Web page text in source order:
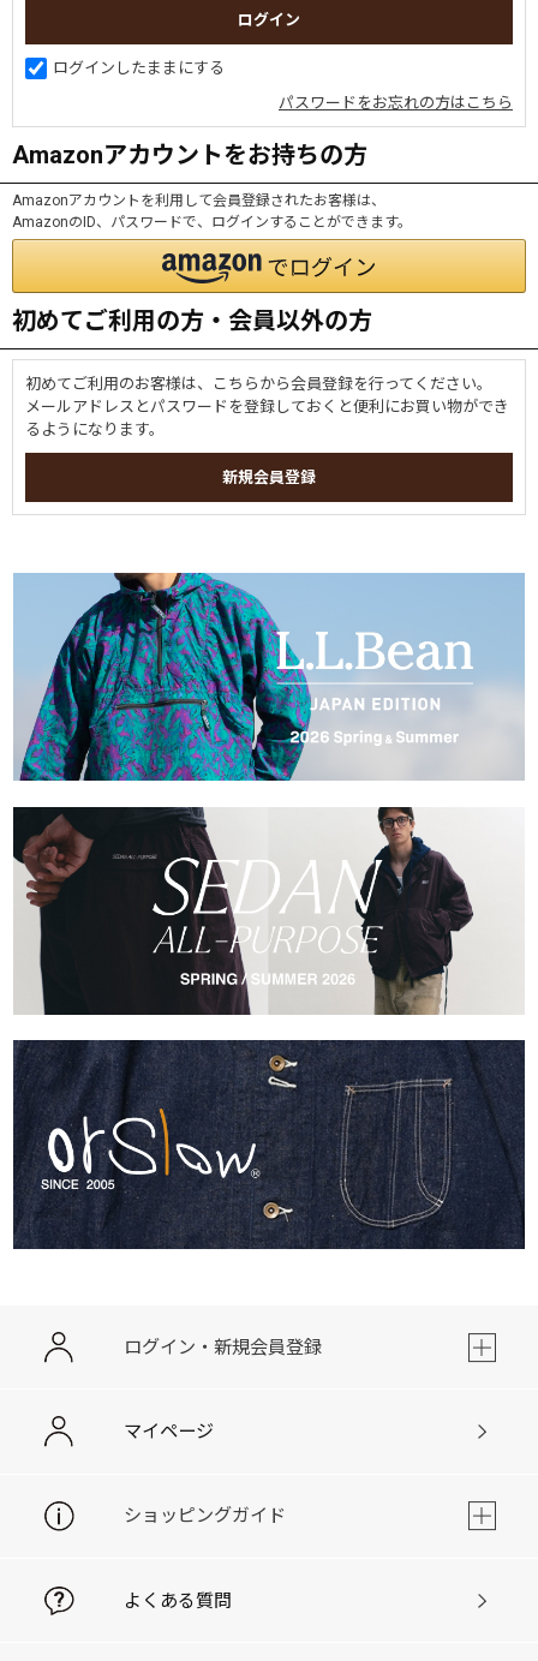
ログインしたままにする
パスワードをお忘れの方はこちら
Amazonアカウントをお持ちの方
Amazonアカウントを利用して会員登録されたお客様は、
AmazonのID、パスワードで、ログインすることができます。
初めてご利用の方・会員以外の方
初めてご利用のお客様は、こちらから会員登録を行ってください。
メールアドレスとパスワードを登録しておくと便利にお買い物ができ
るようになります。
ログイン・新規会員登録
マイページ
ショッピングガイド
よくある質問